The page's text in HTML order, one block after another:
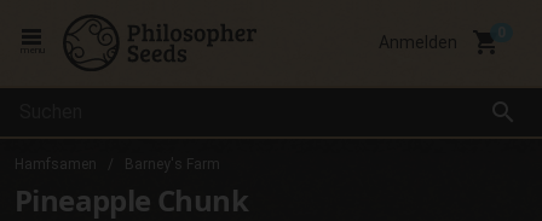
search
Anmelden local_grocery_store
Hamfsamen Barney's Farm
Pineapple Chunk